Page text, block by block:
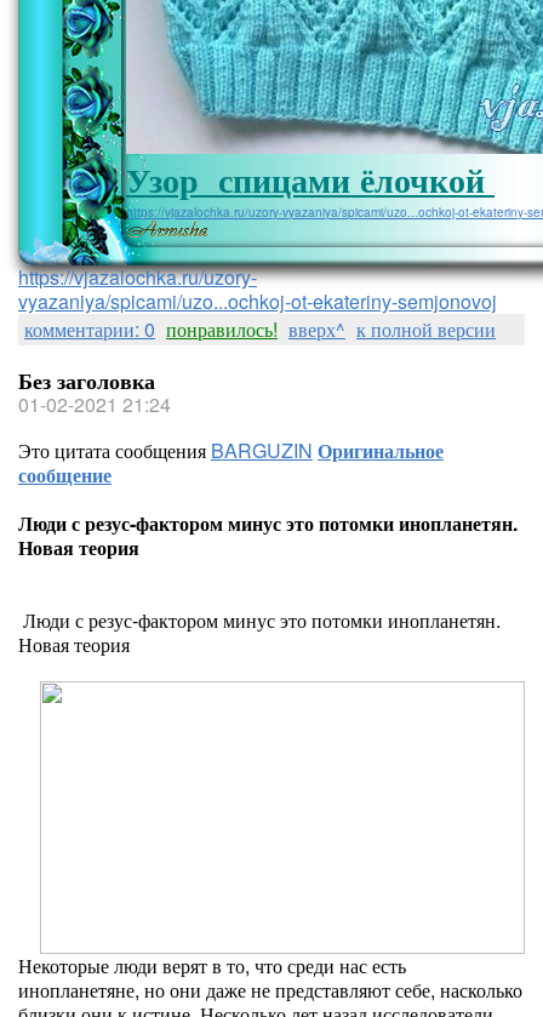
Узор спицами ёлочкой
https://vjazalochka.ru/uzory-vyazaniya/spicami/uzo...ochkoj-ot-ekateriny-
https://vjazalochka.ru/uzory-
vyazaniya/spicami/uzo...ochkoj-ot-ekateriny-semjonovoj
комментарии: 0 понравилось! вверх^ к полной версии
Без заголовка
01-02-2021 21:24
Это цитата сообщения BARGUZIN Оригинальное
сообщение
Люди с резус-фактором минус это потомки инопланетян.
Новая теория
Люди с резус-фактором минус это потомки инопланетян.
Новая теория
Некоторые люди верят в то, что среди нас есть
инопланетяне, но они даже не представляют себе, насколько